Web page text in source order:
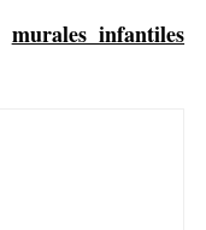
murales infantiles